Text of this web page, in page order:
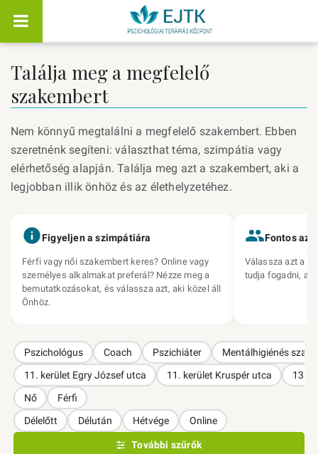
Találja meg a megfelelő
szakembert
Nem könnyű megtalálni a megfelelő szakembert. Ebben
szeretnénk segíteni: választhat téma, szimpátia vagy
elérhetőség alapján. Találja meg azt a szakembert, aki a
legjobban illik önhöz és az élethelyzetéhez.
Figyeljen a szimpátiára
Férfi vagy női szakembert keres? Online vagy
személyes alkalmakat preferál? Nézze meg a
bemutatkozásokat, és válassza azt, aki közel áll
Önhöz.
Fontos az
Válassza azt a
tudja fogadni,
Pszichológus Coach Pszichiáter
Mentálhigiénés
11. kerület Egry József utca
11. kerület Kruspér utca
13.
Nő
Férfi
Délelőtt
Délután Hétvége Online
További szűrők